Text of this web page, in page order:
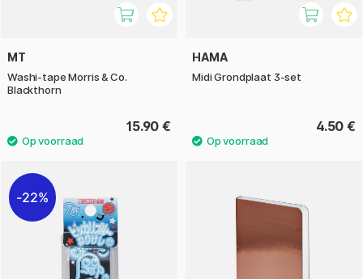
MT
Washi-tape Morris & Co.
Blackthorn
15.90 €
HAMA
Midi Grondplaat 3-set
4.50 €
22%